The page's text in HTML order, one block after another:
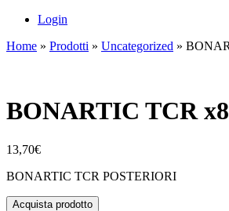
Login
Home » Prodotti » Uncategorized »
BONARTIC TCR
13,70€
BONARTIC TCR POSTERIORI
Acquista prodotto